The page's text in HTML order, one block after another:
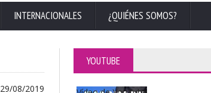
INTERNACIONALES ¿QUIÉNES SOMOS?
29/08/2019
YOUTUBE